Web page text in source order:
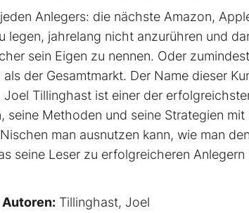
Anlegers: die nächste Amazon,
legen, jahrelang nicht anzurühren und
sein Eigen zu nennen. Oder
der Gesamtmarkt. Der Name dieser
Joel Tillinghast ist einer der
seine Methoden und seine Strategien
man ausnutzen kann, wie man
seine Leser zu erfolgreicheren Anlegern
Autoren: Tillinghast, Joel